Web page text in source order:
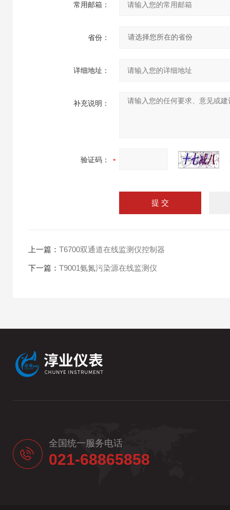
常用邮箱：
省份：
详细地址：
补充说明：
验证码：
上一篇： T6700双通道在线监测仪控制器
下一篇： T9001氨氮污染源在线监测仪
全国统一服务电话
021-68865858